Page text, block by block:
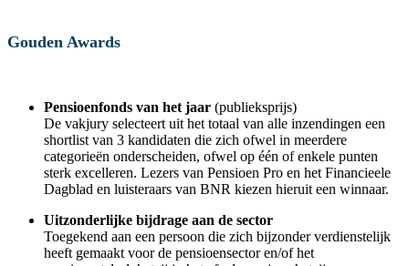
Gouden Awards
Pensioenfonds van het jaar (publieksprijs)
De vakjury selecteert uit het totaal van alle inzendingen een
shortlist van 3 kandidaten die zich ofwel in meerdere
categorieën onderscheiden, ofwel op één of enkele punten
sterk excelleren. Lezers van Pensioen Pro en het Financieele
Dagblad en luisteraars van BNR kiezen hieruit een winnaar.
Uitzonderlijke bijdrage aan de sector
Toegekend aan een persoon die zich bijzonder verdienstelijk
heeft gemaakt voor de pensioensector en/of het